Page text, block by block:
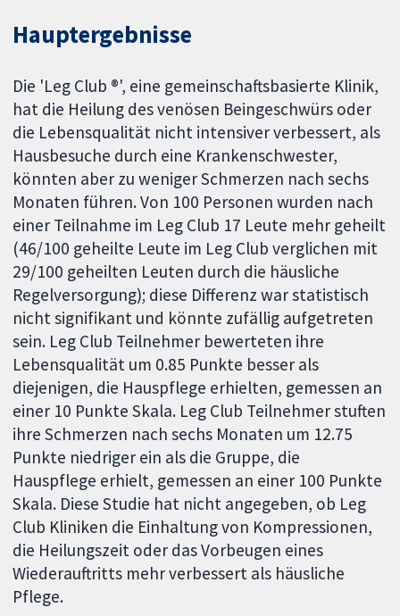
Hauptergebnisse
Die 'Leg Club ®', eine gemeinschaftsbasierte Klinik,
hat die Heilung des venösen Beingeschwürs oder
die Lebensqualität nicht intensiver verbessert, als
Hausbesuche durch eine Krankenschwester,
könnten aber zu weniger Schmerzen nach sechs
Monaten führen. Von 100 Personen wurden nach
einer Teilnahme im Leg Club 17 Leute mehr geheilt
(46/100 geheilte Leute im Leg Club verglichen mit
29/100 geheilten Leuten durch die häusliche
Regelversorgung); diese Differenz war statistisch
nicht signifikant und könnte zufällig aufgetreten
sein. Leg Club Teilnehmer bewerteten ihre
Lebensqualität um 0.85 Punkte besser als
diejenigen, die Hauspflege erhielten, gemessen an
einer 10 Punkte Skala. Leg Club Teilnehmer stuften
ihre Schmerzen nach sechs Monaten um 12.75
Punkte niedriger ein als die Gruppe, die
Hauspflege erhielt, gemessen an einer 100 Punkte
Skala. Diese Studie hat nicht angegeben, ob Leg
Club Kliniken die Einhaltung von Kompressionen,
die Heilungszeit oder das Vorbeugen eines
Wiederauftritts mehr verbessert als häusliche
Pflege.